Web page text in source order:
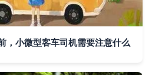
，小微型客车司机需要注意什么